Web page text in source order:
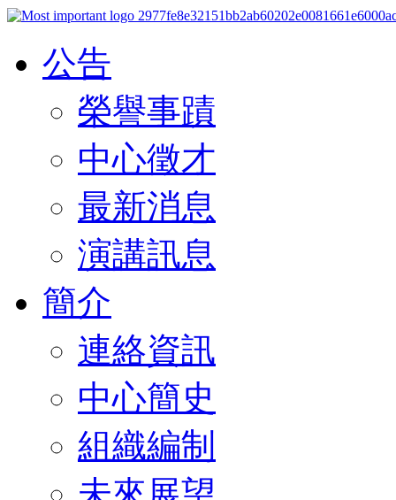
公告
榮譽事蹟
中心徵才
最新消息
演講訊息
簡介
連絡資訊
中心簡史
組織編制